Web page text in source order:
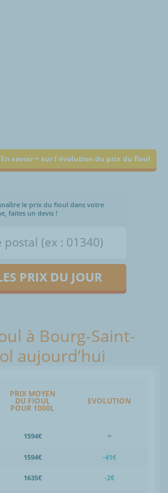
En savoir + sur l'évolution du prix du fioul
le prix du fioul dans votre
faites un devis !
PRIX DU JOUR
à Bourg-Saint-
aujourd’hui
PRIX MOYEN
DU FIOUL
POUR 1000L
EVOLUTION
1594€ =
1594€
-41€
1635€ -2€